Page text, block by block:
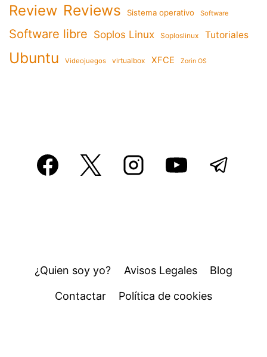
Review Reviews Sistema operativo Software
Software libre Soplos Linux Soploslinux Tutoriales
Ubuntu Videojuegos virtualbox XFCE Zorin OS
¿Quien soy yo? Avisos Legales Blog
Contactar Política de cookies